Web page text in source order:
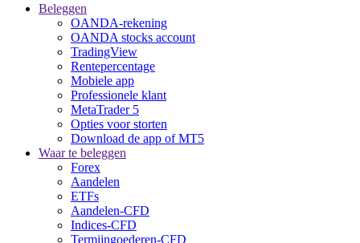
Beleggen
OANDA-rekening
OANDA stocks account
TradingView
Rentepercentage
Mobiele app
Professionele klant
MetaTrader 5
Opties voor storten
Download de app of MT5
Waar te beleggen
Forex
Aandelen
ETFs
Aandelen-CFD
Indices-CFD
Termijngoederen-CFD